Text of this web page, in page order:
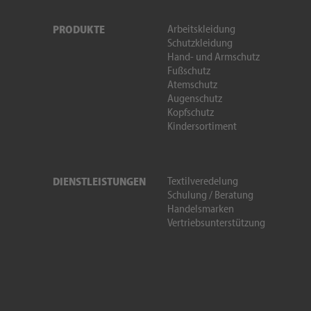
PRODUKTE
Arbeitskleidung
Schutzkleidung
Hand- und Armschutz
Fußschutz
Atemschutz
Augenschutz
Kopfschutz
Kindersortiment
DIENSTLEISTUNGEN
Textilveredelung
Schulung / Beratung
Handelsmarken
Vertriebsunterstützung